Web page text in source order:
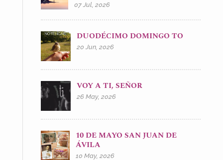
07 Jul, 2026
DUODÉCIMO DOMINGO TO
20 Jun, 2026
VOY A TI, SEÑOR
26 May, 2026
10 DE MAYO SAN JUAN DE
ÁVILA
10 May, 2026